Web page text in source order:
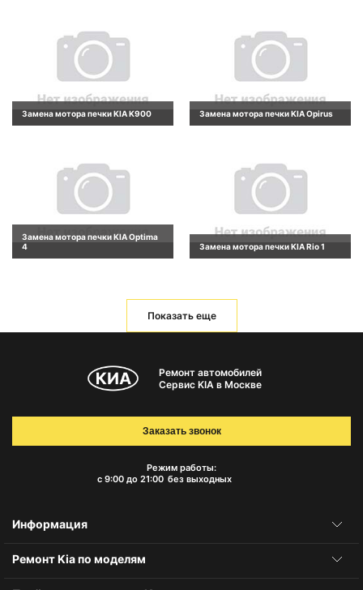
Замена мотора печки KIA K900 Замена мотора печки KIA Opirus
Замена мотора печки KIA Optima
4
Замена мотора печки KIA Rio 1
Показать еще
Ремонт автомобилей
Сервис KIA в Москве
Режим работы:
с 9:00 до 21:00 без выходных
Заказать звонок
Информация
Ремонт Kia по моделям